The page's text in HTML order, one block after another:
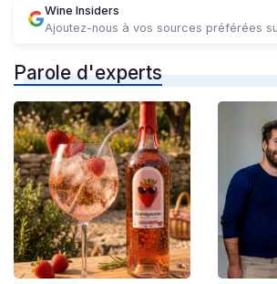
Wine Insiders
Ajoutez-nous à vos sources préférées
Parole d'experts